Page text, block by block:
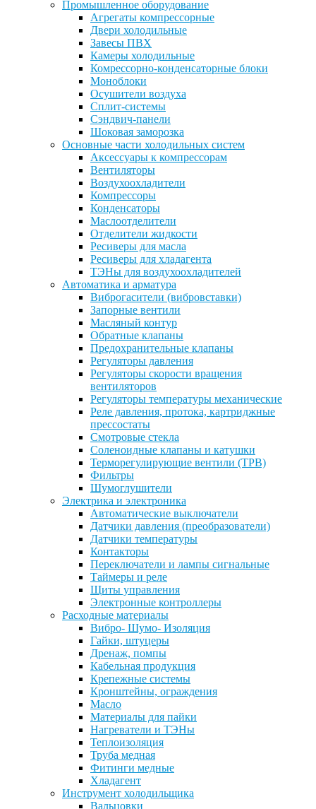
Промышленное оборудование
Агрегаты компрессорные
Двери холодильные
Завесы ПВХ
Камеры холодильные
Комрессорно-конденсаторные блоки
Моноблоки
Осушители воздуха
Сплит-системы
Сэндвич-панели
Шоковая заморозка
Основные части холодильных систем
Аксессуары к компрессорам
Вентиляторы
Воздухоохладители
Компрессоры
Конденсаторы
Маслоотделители
Отделители жидкости
Ресиверы для масла
Ресиверы для хладагента
ТЭНы для воздухоохладителей
Автоматика и арматура
Виброгасители (вибровставки)
Запорные вентили
Масляный контур
Обратные клапаны
Предохранительные клапаны
Регуляторы давления
Регуляторы скорости вращения
вентиляторов
Регуляторы температуры механические
Реле давления, протока, картриджные
прессостаты
Смотровые стекла
Соленоидные клапаны и катушки
Терморегулирующие вентили (ТРВ)
Фильтры
Шумоглушители
Электрика и электроника
Автоматические выключатели
Датчики давления (преобразователи)
Датчики температуры
Контакторы
Переключатели и лампы сигнальные
Таймеры и реле
Щиты управления
Электронные контроллеры
Расходные материалы
Вибро- Шумо- Изоляция
Гайки, штуцеры
Дренаж, помпы
Кабельная продукция
Крепежные системы
Кронштейны, ограждения
Масло
Материалы для пайки
Нагреватели и ТЭНы
Теплоизоляция
Труба медная
Фитинги медные
Хладагент
Инструмент холодильщика
Вальцовки